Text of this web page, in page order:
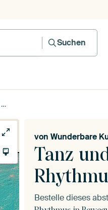
Suchen
Tanz
von Wunderbare
Bestelle dieses